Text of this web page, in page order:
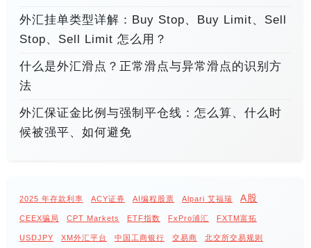
外汇挂单类型详解：Buy Stop、Buy Limit、Sell
Stop、Sell Limit 怎么用？
什么是外汇滑点？正常滑点与异常滑点的识别方
法
外汇保证金比例与强制平仓线：怎么算、什么时
候被强平、如何避免
2025 年存款利率 ACY证券 AI编程股票 Alpari 艾福瑞 A股
CEEX骗局 CPT Markets ETF指数 FxPro浦汇 FXTM富拓
USDJPY XM外汇平台 中国工商银行 交易商 北交所交易规则